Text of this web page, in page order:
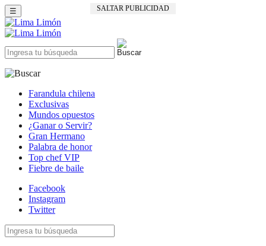
SALTAR PUBLICIDAD
☰
Farandula chilena
Exclusivas
Mundos opuestos
¿Ganar o Servir?
Gran Hermano
Palabra de honor
Top chef VIP
Fiebre de baile
Facebook
Instagram
Twitter